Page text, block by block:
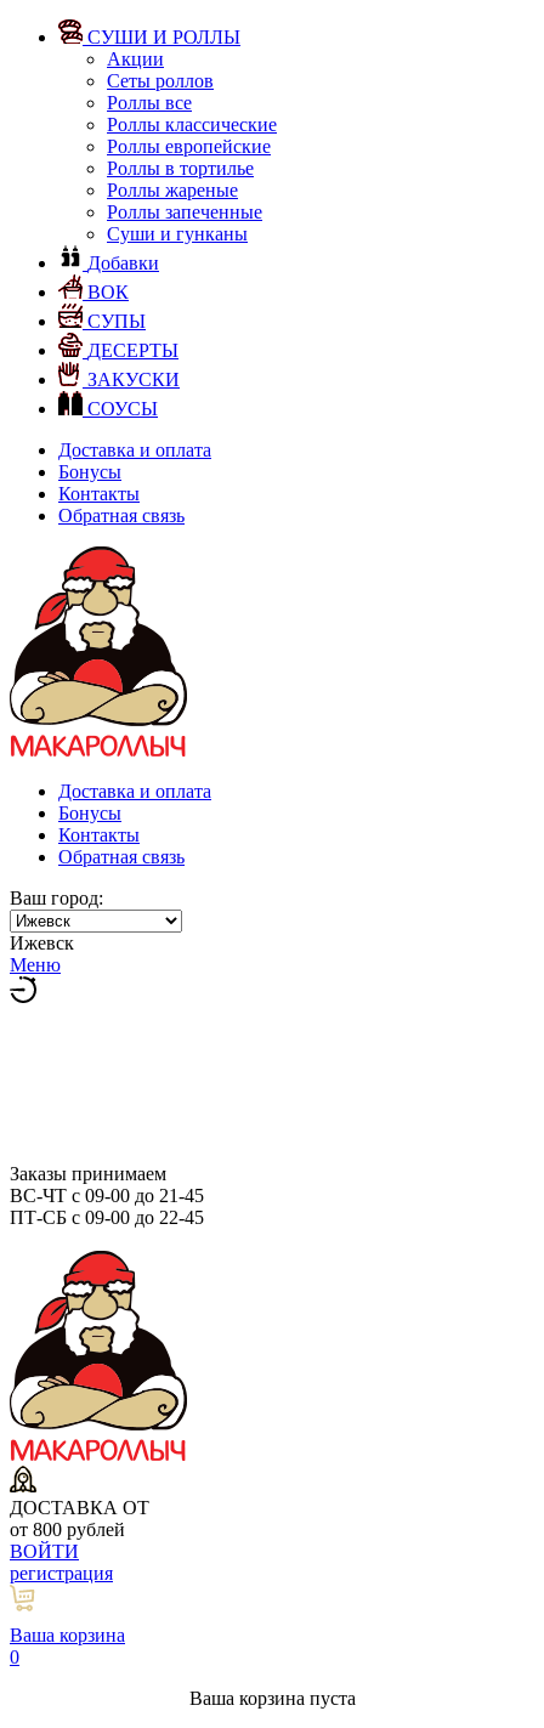
СУШИ И РОЛЛЫ
Акции
Сеты роллов
Роллы все
Роллы классические
Роллы европейские
Роллы в тортилье
Роллы жареные
Роллы запеченные
Суши и гунканы
Добавки
ВОК
СУПЫ
ДЕСЕРТЫ
ЗАКУСКИ
СОУСЫ
Доставка и оплата
Бонусы
Контакты
Обратная связь
Доставка и оплата
Бонусы
Контакты
Обратная связь
Ваш город:
Ижевск
Меню
Заказы принимаем
ВС-ЧТ с 09-00 до 21-45
ПТ-СБ с 09-00 до 22-45
ДОСТАВКА ОТ
от 800 рублей
ВОЙТИ
регистрация
Ваша корзина
0
Ваша корзина пуста